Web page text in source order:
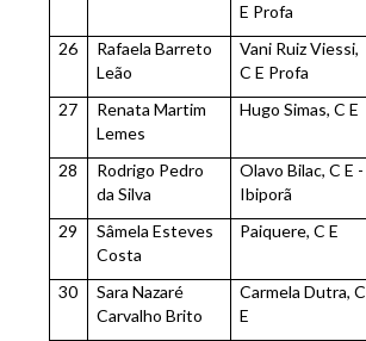
E Profa
26
Rafaela Barreto
Leão
Vani Ruiz Viessi,
C E Profa
27
Renata Martim
Lemes
Hugo Simas, C E
28
Rodrigo Pedro
da Silva
Olavo Bilac, C E -
Ibiporã
29
Sâmela Esteves
Costa
Paiquere, C E
30
Sara Nazaré
Carvalho Brito
Carmela Dutra, C
E